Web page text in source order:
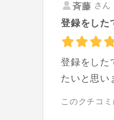
斉藤 さ
登録をした
登録をした
たいと思い
このクチコ